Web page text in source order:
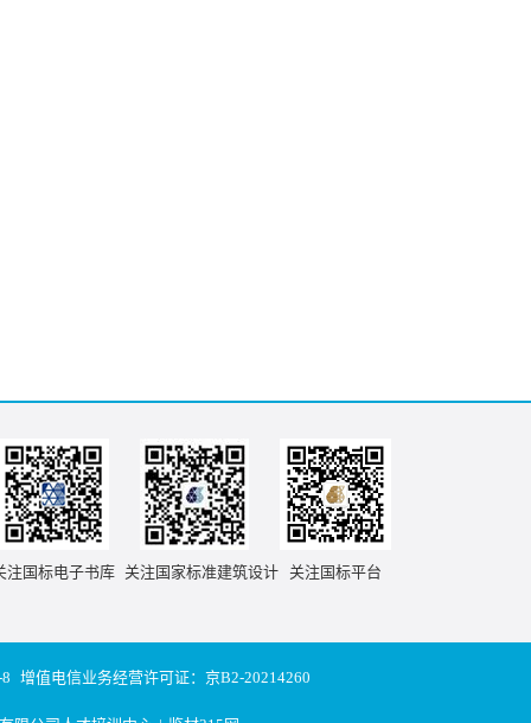
注国标电子书库 关注国家标准建筑设计 关注国标平台
增值电信业务经营许可证：京B2-20214260